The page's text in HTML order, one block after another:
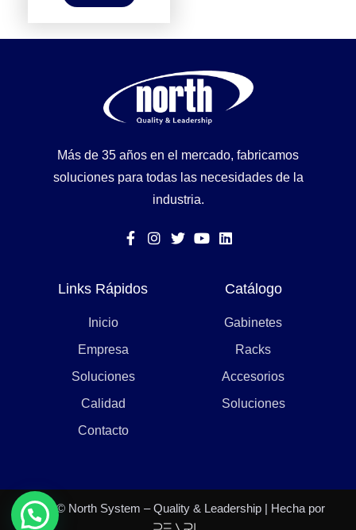
Más de 35 años en el mercado, fabricamos
soluciones para todas las necesidades de la
industria.
Links Rápidos
Inicio
Empresa
Soluciones
Calidad
Contacto
Catálogo
Gabinetes
Racks
Accesorios
Soluciones
2021 © North System – Quality & Leadership | Hecha por